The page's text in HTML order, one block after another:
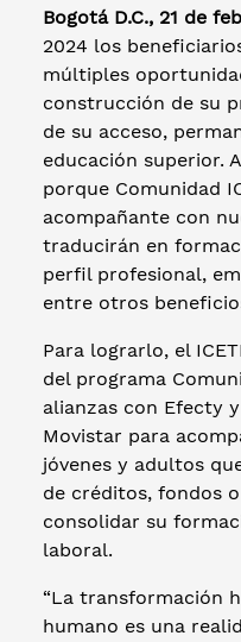
Bogotá D.C., 21 de
2024 los
múltiples
construcción de su
de su acceso,
educación superior.
porque Comunidad
acompañante con
traducirán en
perfil profesional,
entre otros
Para lograrlo, el
del programa
alianzas con Efecty
Movistar para
jóvenes y adultos
de créditos, fondos
consolidar su
laboral.
“La transformación
humano es una